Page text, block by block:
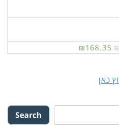
₪168.35
כאן
Search